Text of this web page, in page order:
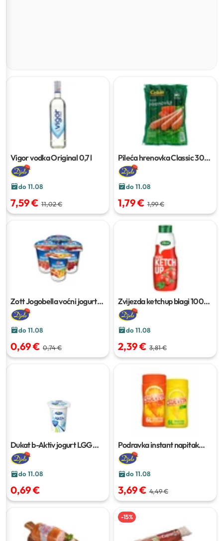
Vigor vodka Original0,7 l
do 11.08
7,59 € 11,02 €
Pileća hrenovka Classic300
g
do 11.08
1,79 € 1,99 €
Zott Jogobella voćni jogurt
150 g
do 11.08
0,69 € 0,74 €
Zvijezda ketchup blagi1000
ml
do 11.08
2,39 € 3,81 €
Dukat b-Aktiv jogurt LGG
natur150 g
do 11.08
0,69 €
Podravka instant napitak
naranča, limun
do 11.08
3,69 € 4,49 €
-15%